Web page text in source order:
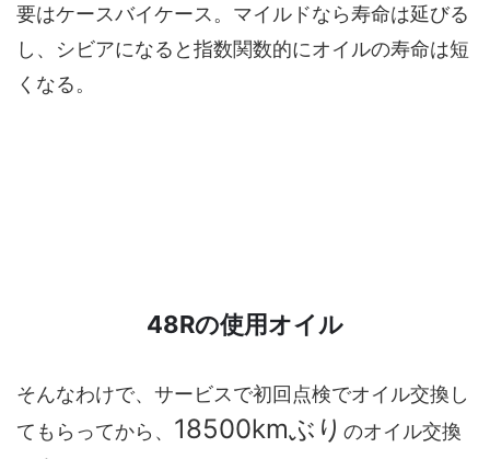
要はケースバイケース。マイルドなら寿命は延びる
し、シビアになると指数関数的にオイルの寿命は短
くなる。
48Rの使用オイル
そんなわけで、サービスで初回点検でオイル交換し
てもらってから、 18500kmぶり のオイル交換